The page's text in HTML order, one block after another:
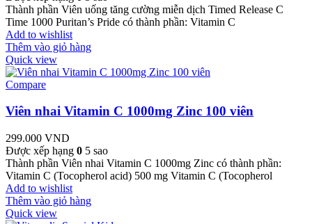
Thành phần Viên uống tăng cường miễn dịch Timed Release C
Time 1000 Puritan’s Pride có thành phần: Vitamin C
Add to wishlist
Thêm vào giỏ hàng
Quick view
Compare
Viên nhai Vitamin C 1000mg Zinc 100 viên
299.000 VND
Được xếp hạng 0 5 sao
Thành phần Viên nhai Vitamin C 1000mg Zinc có thành phần:
Vitamin C (Tocopherol acid) 500 mg Vitamin C (Tocopherol
Add to wishlist
Thêm vào giỏ hàng
Quick view